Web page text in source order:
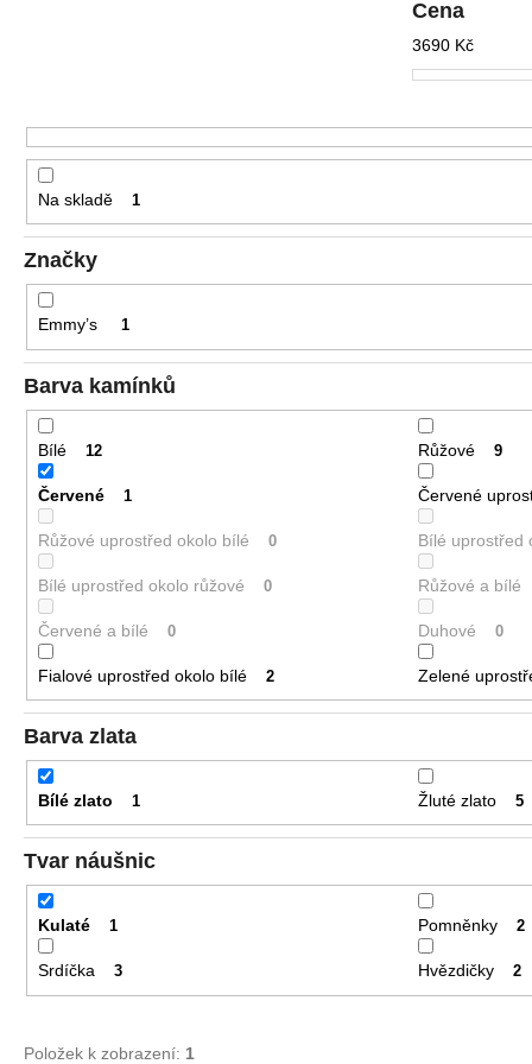
k
t
ů
Cena
3690 Kč
Na skladě 1
Značky
Emmy’s 1
Barva kamínků
Bílé 12 Růžové 9
Červené 1 Červené
Růžové uprostřed okolo bílé 0 Bílé uprostřed
Bílé uprostřed okolo růžové 0 Růžové a bílé
Červené a bílé 0 Duhové 0
Fialové uprostřed okolo bílé 2 Zelené
Barva zlata
Bílé zlato 1 Žluté zlato 5
Tvar náušnic
Kulaté 1 Pomněnky 2
Srdíčka 3 Hvězdičky 2
Položek k zobrazení: 1